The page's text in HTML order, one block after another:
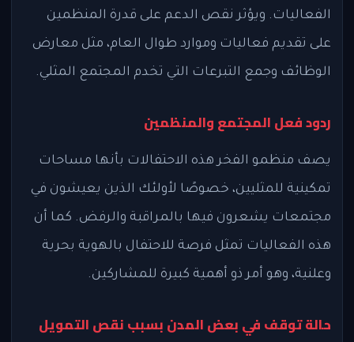
الفعاليات. ويؤثر نقص الدعم على قدرة المنظمين
على تقديم فعاليات وموارد طوال العام، مثل معارض
الوظائف وجمع التبرعات التي تخدم المجتمع المثلي.
ردود فعل المجتمع والمنظمين
يصف منظمو الفخر هذه الاحتفالات بأنها مساحات
تمكينية للمثليين، خصوصًا لأولئك الذين يعيشون في
مجتمعات يشعرون فيها بالمراقبة والرفض. كما أن
هذه الفعاليات تمثل فرصة للاحتفال بالهوية بحرية
وعلنية، وهو أمر ذو أهمية كبيرة للمشاركين.
حالة توقف في بعض المدن بسبب نقص التمويل